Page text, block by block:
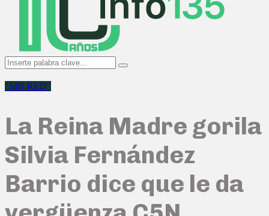
Search
for:
Search
"SIN RED"
La Reina Madre gorila
Silvia Fernández
Barrio dice que le da